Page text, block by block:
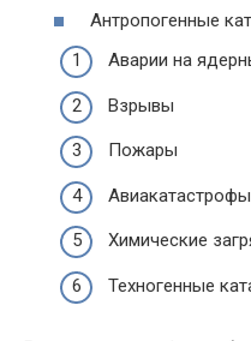
Антропогенные
Аварии на
Взрывы
Пожары
Авиакатастрофы
Химические
Техногенные